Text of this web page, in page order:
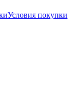
Условия покупки